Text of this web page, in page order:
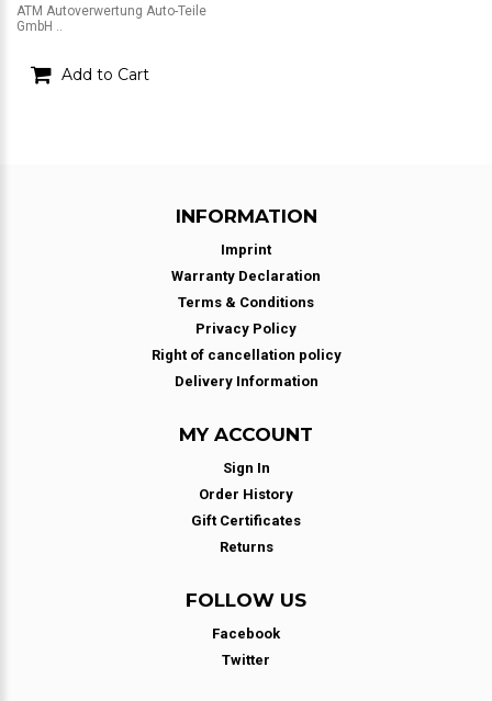
ATM Autoverwertung Auto-Teile
GmbH ..
Add to Cart
INFORMATION
Imprint
Warranty Declaration
Terms & Conditions
Privacy Policy
Right of cancellation policy
Delivery Information
MY ACCOUNT
Sign In
Order History
Gift Certificates
Returns
FOLLOW US
Facebook
Twitter